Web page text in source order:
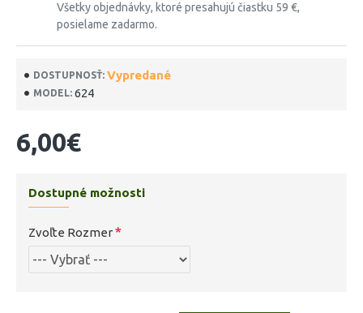
Všetky objednávky, ktoré presahujú čiastku 59 €,
posielame zadarmo.
DOSTUPNOSŤ: Vypredané
MODEL: 624
6,00€
Dostupné možnosti
Zvoľte Rozmer